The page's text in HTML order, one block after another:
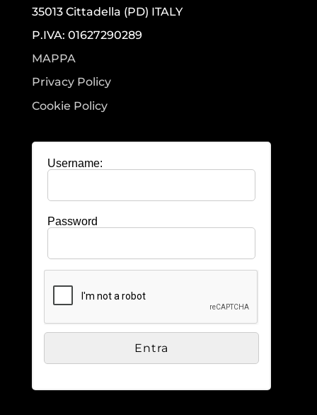
35013 Cittadella (PD) ITALY
P.IVA: 01627290289
MAPPA
Privacy Policy
Cookie Policy
Username:
Password